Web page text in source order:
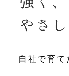
自社で育